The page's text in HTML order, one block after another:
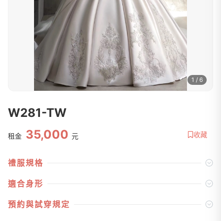
1 / 6
W281-TW
租金 35,000 元 收藏
禮服規格
適合身形
預約與試穿規定